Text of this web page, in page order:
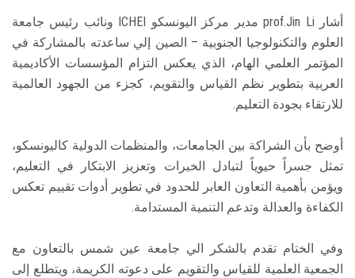
أشار prof.Jin Li مدير مركز اليونسكو ICHEI ونائب رئيس جامعة
العلوم والتكنولوجيا الجنوبية – الصين إلي ساعدته بالمشاركة في
المؤتمر العلمي الهام، الذي يعكس التزام المؤسسات الأكاديمية
العربية بتطوير نظم القياس والتقويم، كجزء من الجهود العالمية
للارتقاء بجودة التعليم.
أوضح بأن الشراكة بين الجامعات، والمنظمات الدولية كاليونسكو،
تمثل جسراً حيوياً لتبادل الخبرات وتعزيز الابتكار في التعليم،
ويؤمن بأهمية التعاون العابر للحدود في تطوير أدوات تقييم تعكس
الكفاءة والعدالة وتدعم التنمية المستدامة.
وفي الختام تقدم بالشكر الي جامعة عين شمس بالتعاون مع
الجمعية العلمية للقياس والتقويم على دعوته الكريمة، ويتطلع إلى